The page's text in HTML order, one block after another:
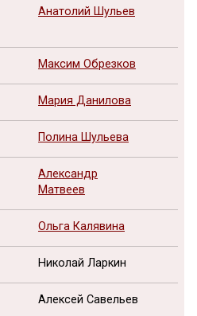
Анатолий Шульев
Максим Обрезков
Мария Данилова
Полина Шульева
Александр
Матвеев
Ольга Калявина
Николай Ларкин
Алексей Савельев